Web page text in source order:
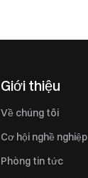
Giới thiệu
Về chúng tôi
Cơ hội nghề nghiệp
Phòng tin tức